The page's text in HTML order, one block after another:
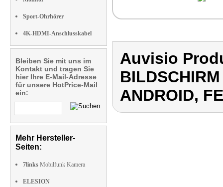
Sport-Ohrhörer
4K-HDMI-Anschlusskabel
Bleiben Sie mit uns im
Kontakt und tragen Sie
hier Ihre E-Mail-Adresse
für unsere HotPrice-Mail
ein:
Mehr Hersteller-
Seiten:
7links Mobilfunk Kamera
ELESION
Auvisio
ANDROID,